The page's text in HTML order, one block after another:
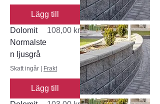
Lägg till
Dolomit
Normalste
n ljusgrå
Pris
108,00 kr
Skatt ingår Frakt
Lägg till